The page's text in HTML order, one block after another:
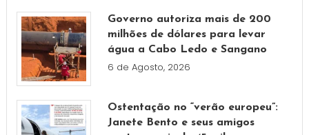
Governo autoriza mais de 200
milhões de dólares para levar
água a Cabo Ledo e Sangano
6 de Agosto, 2026
Ostentação no “verão europeu”:
Janete Bento e seus amigos